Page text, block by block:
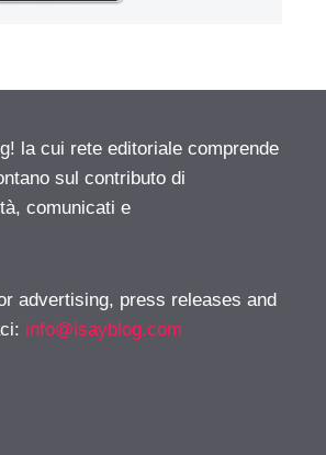
la cui rete editoriale comprende
sul contributo di
comunicati e
advertising, press releases and
: info@isayblog.com